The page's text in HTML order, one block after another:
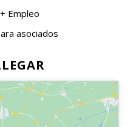
Empleo
asociados